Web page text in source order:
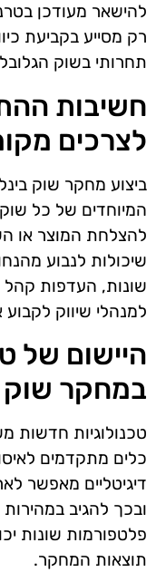
להישאר מעודכן
רק מסייע בקביעת
תחרותי בשוק
חשיבות
לצרכים
ביצוע מחקר שוק
המיוחדים של כל
להצלחת המוצר או
שיכולות לנבוע
שונות, העדפות קהל
למנהלי שיווק
היישום של
במחקר שוק
טכנולוגיות חדשות
כלים מתקדמים
דיגיטליים מאפשר
ובכך להגיב במהירות
פלטפורמות שונות
תוצאות המחקר.